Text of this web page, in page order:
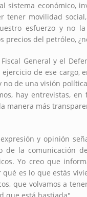
sistema económico,
tener movilidad
esfuerzo y no
precios del petróleo,
General y el
de ese
no de una visión
hay entrevistas,
manera más
y opinión
de la comunicación
Yo creo que
es lo que estás
que volvamos a